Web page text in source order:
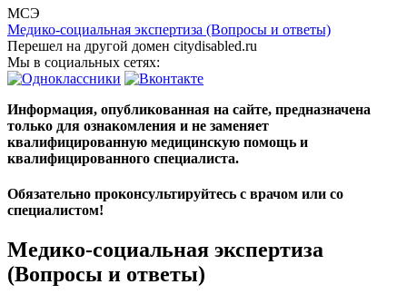
МСЭ
Медико-социальная экспертиза (Вопросы и ответы)
Перешел на другой домен citydisabled.ru
Мы в социальных сетях:
Информация, опубликованная на сайте, предназначена
только для ознакомления и не заменяет
квалифицированную медицинскую помощь и
квалифицированного специалиста.
Обязательно проконсультируйтесь с врачом или со
специалистом!
Медико-социальная экспертиза
(Вопросы и ответы)